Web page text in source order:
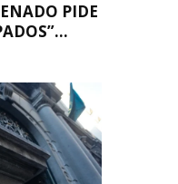
PIDE